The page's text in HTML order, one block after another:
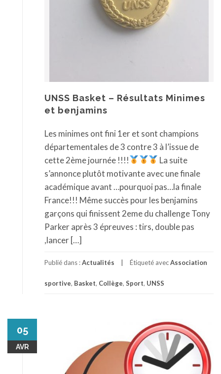
UNSS Basket – Résultats Minimes
et benjamins
Les minimes ont fini 1er et sont champions
départementales de 3 contre 3 à l’issue de
cette 2ème journée !!!!
La suite
s’annonce plutôt motivante avec une finale
académique avant …pourquoi pas…la finale
France!!! Même succès pour les benjamins
garçons qui finissent 2eme du challenge Tony
Parker après 3 épreuves : tirs, double pas
,lancer […]
Publié dans :Actualités Étiqueté avecAssociation
sportive, Basket, Collège, Sport, UNSS
05
AVR